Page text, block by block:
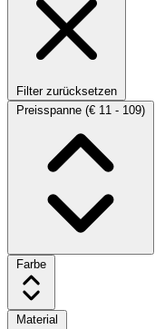
Filter zurücksetzen
Preisspanne (€ 11 - 109)
Farbe
Material